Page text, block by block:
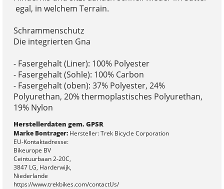
egal, in welchem Terrain.
Schrammenschutz
Die integrierten Gna
- Fasergehalt (Liner): 100% Polyester
- Fasergehalt (Sohle): 100% Carbon
- Fasergehalt (oben): 37% Polyester, 24%
Polyurethan, 20% thermoplastisches Polyurethan,
19% Nylon
Herstellerdaten gem. GPSR
Marke Bontrager:Hersteller: Trek Bicycle Corporation
EU-Kontaktadresse:
Bikeurope BV
Ceintuurbaan 2-20C,
3847 LG, Harderwijk,
Niederlande
https://www.trekbikes.com/contactUs/